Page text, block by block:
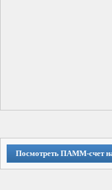
Посмотреть ПАММ-счет